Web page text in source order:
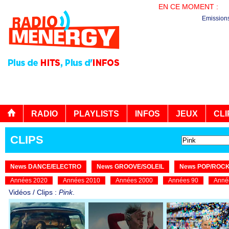
EN CE MOMENT :
RADIO PLAYLISTS INFOS JEUX
CLIPS
News DANCE/ELECTRO News GROOVE/SOLEIL
News POP/
Années 2020
Années 2010 Années 2000 Années 90
Vidéos / Clips : Pink.